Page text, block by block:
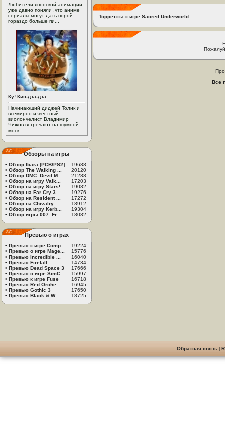
Любители японской анимации
уже давно поняли ,что аниме
сериалы могут дать порой
гораздо больше пи...
Ку! Кин-дза-дза
Начинающий диджей Толик и
всемирно известный
виолончелист Владимир
Чижов встречают на шумной
моск...
Обзоры на игры
• Обзор Ibara [PCB/PS2]
19688
• Обзор The Walking ...
20120
• Обзор DMC: Devil M...
21288
• Обзор на игру Valk...
17203
• Обзор на игру Stars!
19082
• Обзор на Far Cry 3
19276
• Обзор на Resident ...
17272
• Обзор на Chivalry:...
18912
• Обзор на игру Kerb...
19304
• Обзор игры 007: Fr... 18082
Превью о играх
• Превью к игре Comp...
19224
• Превью о игре Mage...
15776
• Превью Incredible ...
16040
• Превью Firefall
14734
• Превью Dead Space 3
17666
• Превью о игре SimC...
15997
• Превью к игре Fuse
16718
• Превью Red Orche...
16945
• Превью Gothic 3
17650
• Превью Black & W... 18725
Торренты к игре Sacred Underworld
Все
Обратная связь